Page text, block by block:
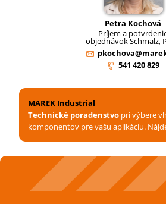
Petra Kochová
Príjem a
objednávok Schmalz,
541 420 829
MAREK Industrial
Technické poradenstvo pri výbere
komponentov pre vašu aplikáciu.